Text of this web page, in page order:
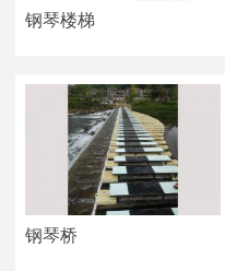
钢琴楼梯
钢琴桥